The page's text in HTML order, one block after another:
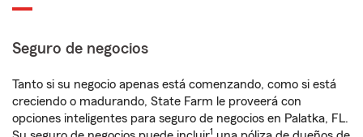
Seguro de negocios
Tanto si su negocio apenas está comenzando, como si está
creciendo o madurando, State Farm le proveerá con
opciones inteligentes para seguro de negocios en Palatka, FL.
1